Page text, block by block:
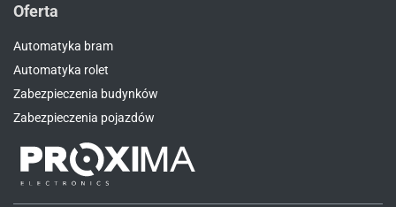
Oferta
Automatyka bram
Automatyka rolet
Zabezpieczenia budynków
Zabezpieczenia pojazdów